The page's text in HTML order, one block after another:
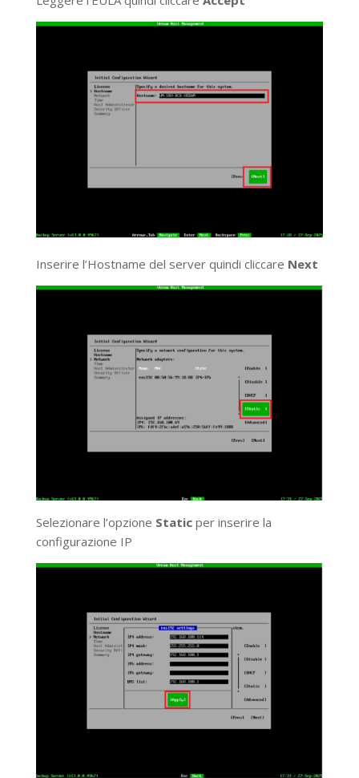
Inserire l’Hostname del server quindi cliccare Next
Selezionare l’opzione Staticper inserire la
configurazione IP